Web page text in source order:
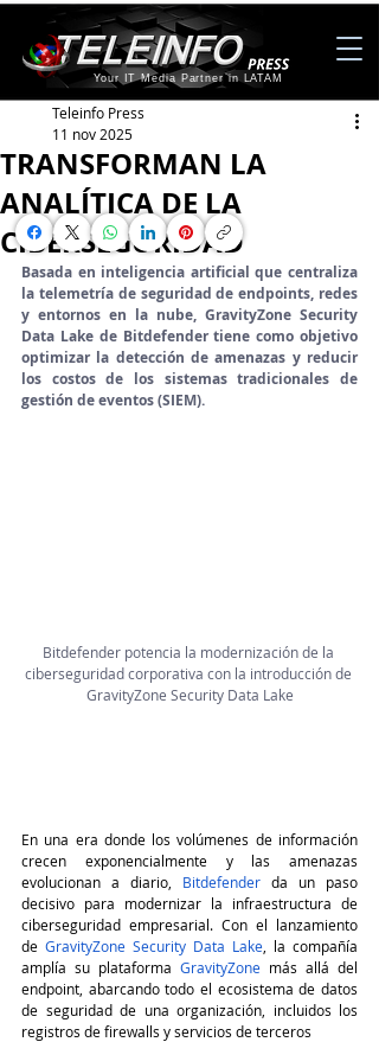
Your IT Media Partner in LATAM
TRANSFORMAN LA
ANALÍTICA DE LA
CIBERSEGURIDAD
Teleinfo Press
11 nov 2025
Basada en inteligencia artificial que centraliza
la telemetría de seguridad de endpoints, redes
y entornos en la nube, GravityZone Security
Data Lake de Bitdefender tiene como objetivo
optimizar la detección de amenazas y reducir
los costos de los sistemas tradicionales de
gestión de eventos (SIEM).
Bitdefender potencia la modernización de la
ciberseguridad corporativa con la introducción de
GravityZone Security Data Lake
En una era donde los volúmenes de información
crecen exponencialmente y las amenazas
evolucionan a diario, Bitdefender da un paso
decisivo para modernizar la infraestructura de
ciberseguridad empresarial. Con el lanzamiento
de GravityZone Security Data Lake , la compañía
amplía su plataforma GravityZone más allá del
endpoint, abarcando todo el ecosistema de datos
de seguridad de una organización, incluidos los
registros de firewalls y servicios de terceros